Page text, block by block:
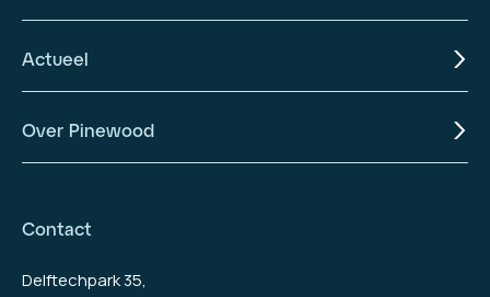
Actueel
Over Pinewood
Contact
Delftechpark 35,